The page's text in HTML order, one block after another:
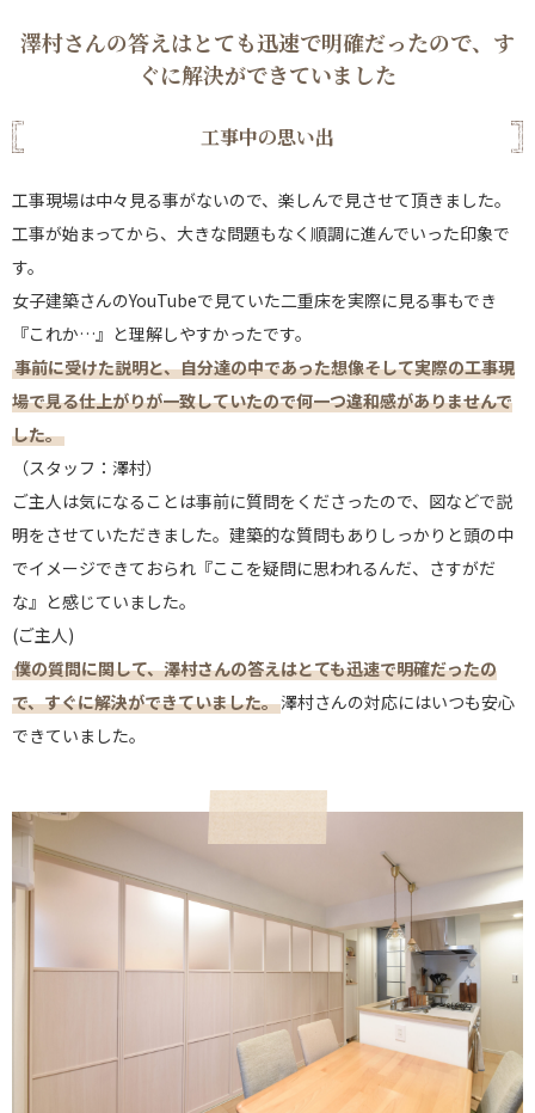
澤村さんの答えはとても迅速で明確だったので、す
ぐに解決ができていました
工事中の思い出
工事現場は中々見る事がないので、楽しんで見させて頂きました。
工事が始まってから、大きな問題もなく順調に進んでいった印象で
す。
女子建築さんのYouTubeで見ていた二重床を実際に見る事もでき
『これか…』と理解しやすかったです。
事前に受けた説明と、自分達の中であった想像そして実際の工事現
場で見る仕上がりが一致していたので何一つ違和感がありませんで
した。
（スタッフ：澤村）
ご主人は気になることは事前に質問をくださったので、図などで説
明をさせていただきました。建築的な質問もありしっかりと頭の中
でイメージできておられ『ここを疑問に思われるんだ、さすがだ
な』と感じていました。
(ご主人)
僕の質問に関して、澤村さんの答えはとても迅速で明確だったの
で、すぐに解決ができていました。澤村さんの対応にはいつも安心
できていました。